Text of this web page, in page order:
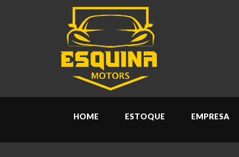
HOME ESTOQUE EMPRESA